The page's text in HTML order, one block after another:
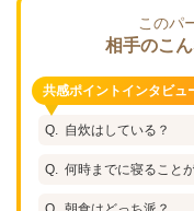
このパ
相手のこ
共感ポイントインタビュ
自炊はしている？
何時までに寝ること